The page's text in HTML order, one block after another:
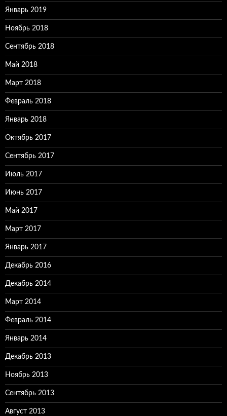
Январь 2019
Ноябрь 2018
Сентябрь 2018
Май 2018
Март 2018
Февраль 2018
Январь 2018
Октябрь 2017
Сентябрь 2017
Июль 2017
Июнь 2017
Май 2017
Март 2017
Январь 2017
Декабрь 2016
Декабрь 2014
Март 2014
Февраль 2014
Январь 2014
Декабрь 2013
Ноябрь 2013
Сентябрь 2013
Август 2013